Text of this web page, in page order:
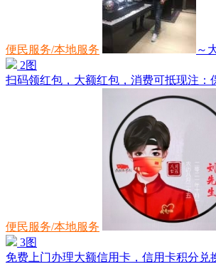
便民服务/本地服务 ～
2图
扫码领红包，大额红包，消费可抵现注
便民服务/本地服务
3图
免费上门办理大额信用卡，信用卡积分